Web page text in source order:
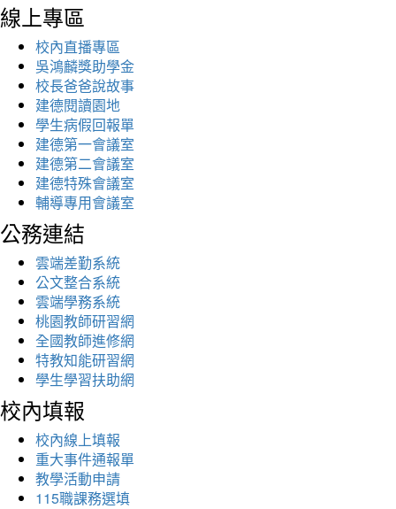
線上專區
校內直播專區
吳鴻麟獎助學金
校長爸爸說故事
建德閱讀園地
學生病假回報單
建德第一會議室
建德第二會議室
建德特殊會議室
輔導專用會議室
公務連結
雲端差勤系統
公文整合系統
雲端學務系統
桃園教師研習網
全國教師進修網
特教知能研習網
學生學習扶助網
校內填報
校內線上填報
重大事件通報單
教學活動申請
115職課務選填